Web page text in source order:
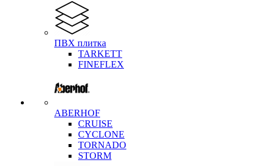
ПВХ плитка
TARKETT
FINEFLEX
ABERHOF
CRUISE
CYCLONE
TORNADO
STORM